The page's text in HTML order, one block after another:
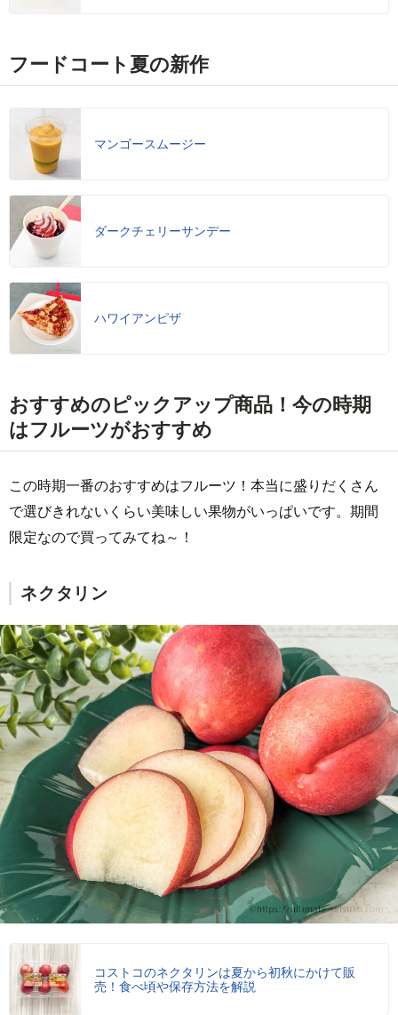
フードコート夏の新作
マンゴースムージー
ダークチェリーサンデー
ハワイアンピザ
おすすめのピックアップ商品！今の時期
はフルーツがおすすめ
この時期一番のおすすめはフルーツ！本当に盛りだくさん
で選びきれないくらい美味しい果物がいっぱいです。期間
限定なので買ってみてね～！
ネクタリン
コストコのネクタリンは夏から初秋にかけて販
売！食べ頃や保存方法を解説